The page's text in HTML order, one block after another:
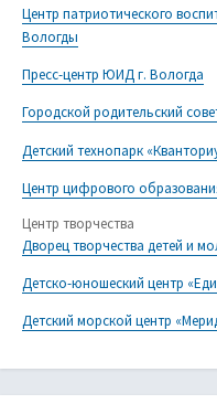
Центр патриотического
Вологды
Пресс-центр ЮИД г. Вологда
Городской родительский
Детский технопарк
Центр цифрового
Центр творчества
Дворец творчества детей и
Детско-юношеский центр
Детский морской центр